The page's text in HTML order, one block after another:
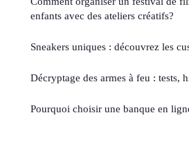
enfants avec des ateliers créatifs?
Sneakers uniques : découvrez les
Décryptage des armes à feu : tests,
Pourquoi choisir une banque en